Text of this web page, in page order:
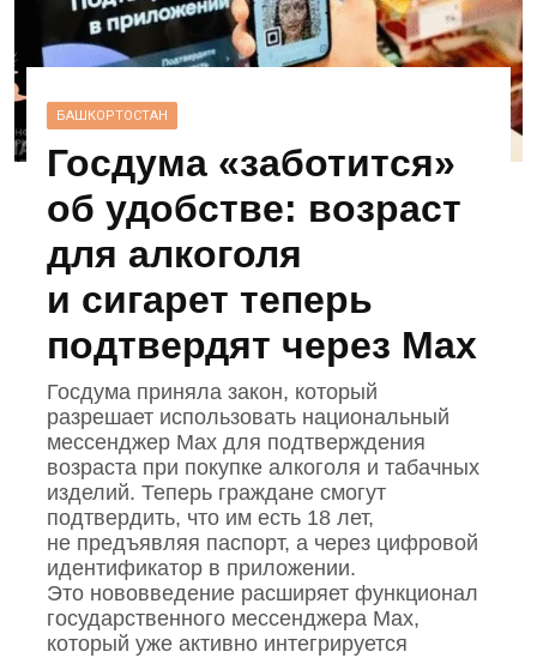
БАШКОРТОСТАН
Госдума «заботится»
об удобстве: возраст
для алкоголя
и сигарет теперь
подтвердят через Mах
Госдума приняла закон, который
разрешает использовать национальный
мессенджер Mах для подтверждения
возраста при покупке алкоголя и табачных
изделий. Теперь граждане смогут
подтвердить, что им есть 18 лет,
не предъявляя паспорт, а через цифровой
идентификатор в приложении.
Это нововведение расширяет функционал
государственного мессенджера Mах,
который уже активно интегрируется